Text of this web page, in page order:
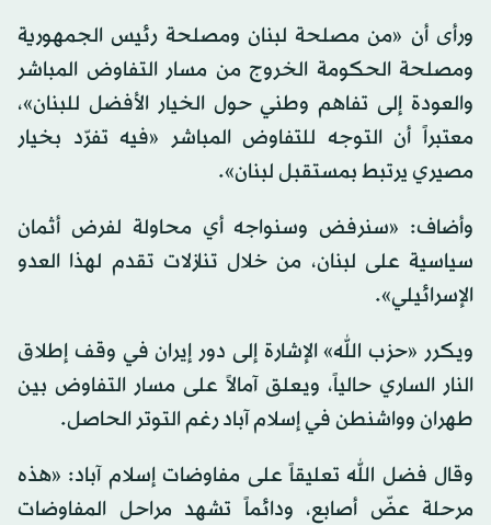
ورأى أن «من مصلحة لبنان ومصلحة رئيس الجمهورية
ومصلحة الحكومة الخروج من مسار التفاوض المباشر
والعودة إلى تفاهم وطني حول الخيار الأفضل للبنان»،
معتبراً أن التوجه للتفاوض المباشر «فيه تفرّد بخيار
مصيري يرتبط بمستقبل لبنان».
وأضاف: «سنرفض وسنواجه أي محاولة لفرض أثمان
سياسية على لبنان، من خلال تنازلات تقدم لهذا العدو
الإسرائيلي».
ويكرر «حزب الله» الإشارة إلى دور إيران في وقف إطلاق
النار الساري حالياً، ويعلق آمالاً على مسار التفاوض بين
طهران وواشنطن في إسلام آباد رغم التوتر الحاصل.
وقال فضل الله تعليقاً على مفاوضات إسلام آباد: «هذه
مرحلة عضّ أصابع، ودائماً تشهد مراحل المفاوضات